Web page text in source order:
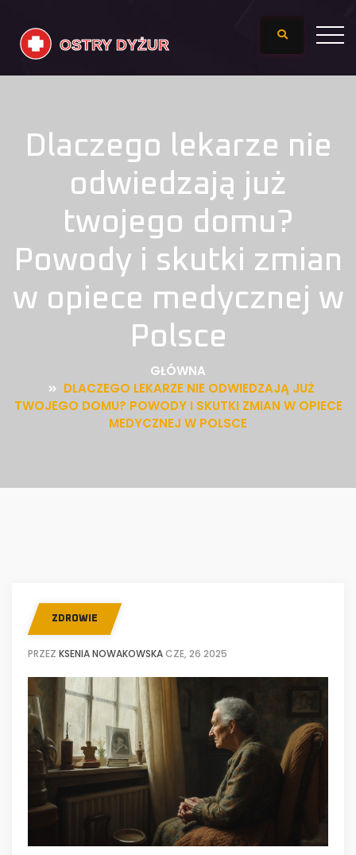
Dlaczego lekarze nie
odwiedzają już
twojego domu?
Powody i skutki zmian
w opiece medycznej w
Polsce
GŁÓWNA
DLACZEGO LEKARZE NIE ODWIEDZAJĄ JUŻ
TWOJEGO DOMU? POWODY I SKUTKI ZMIAN W OPIECE
MEDYCZNEJ W POLSCE
ZDROWIE
PRZEZ KSENIA NOWAKOWSKACZE, 26 2025